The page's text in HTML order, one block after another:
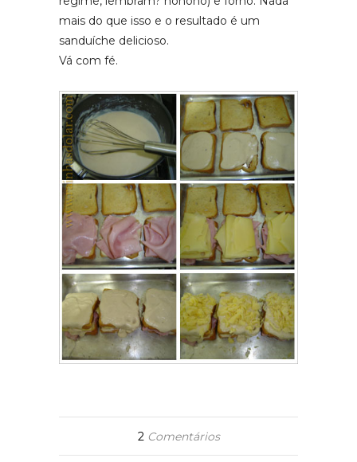
mais do que isso e o resultado é um
sanduíche delicioso.
Vá com fé.
2Comentários